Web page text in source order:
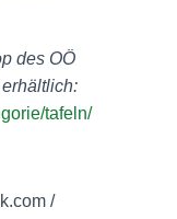
des OÖ
tafeln/
/